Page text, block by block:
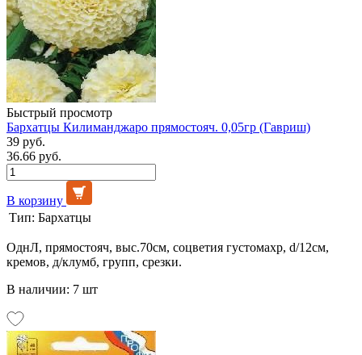
Быстрый просмотр
Бархатцы Килиманджаро прямостояч. 0,05гр (Гавриш)
39 руб.
36.66 руб.
В корзину
Тип: Бархатцы
ОднЛ, прямостояч, выс.70см, соцветия густомахр, d/12см,
кремов, д/клумб, групп, срезки.
В наличии: 7 шт